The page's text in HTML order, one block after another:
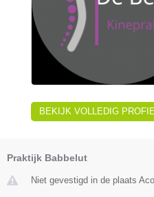
BEKIJK VOLLEDIG
Praktijk Babbelut
Niet gevestigd in de plaats